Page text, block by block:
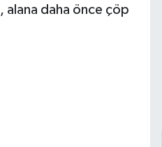
alana daha önce çöp